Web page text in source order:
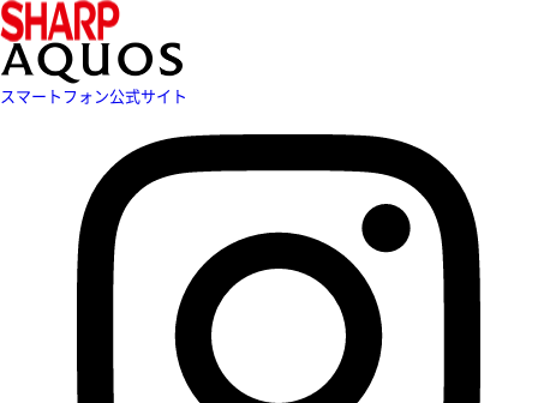
スマートフォン公式サイト